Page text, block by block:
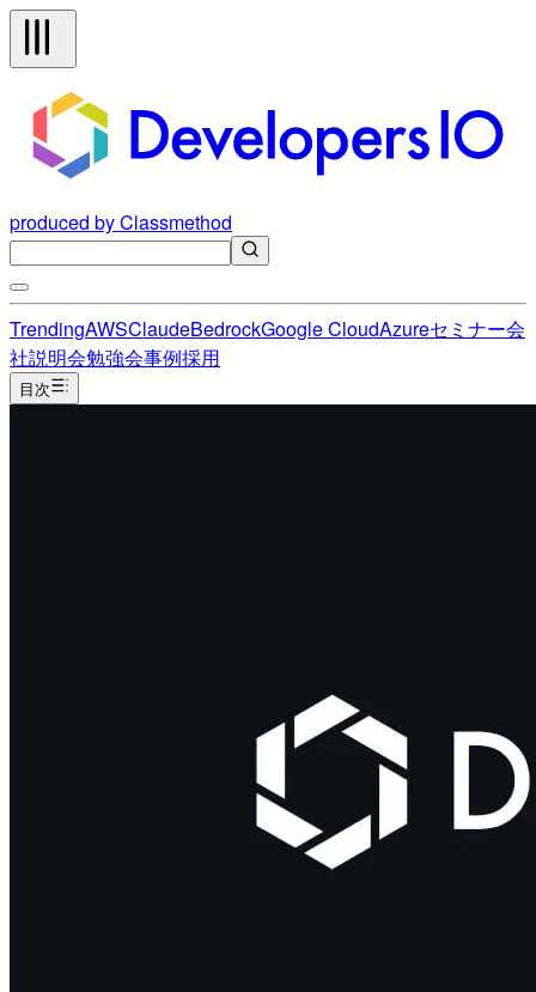
produced by Classmethod
TrendingAWSClaudeBedrockGoogle CloudAzureセミナー会
社説明会勉強会事例採用
目次